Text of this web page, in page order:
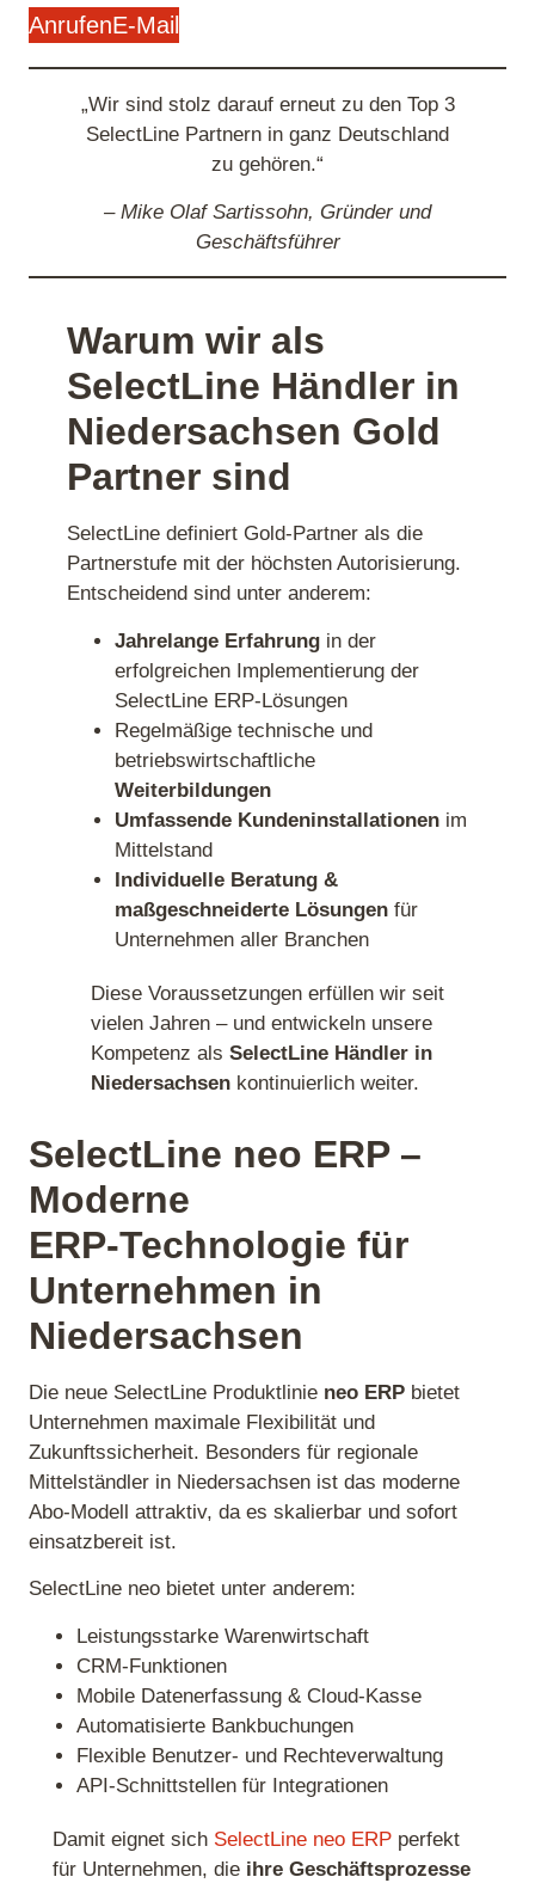
AnrufenE-Mail
„Wir sind stolz darauf erneut zu den Top 3
SelectLine Partnern in ganz Deutschland
zu gehören.“
– Mike Olaf Sartissohn, Gründer und
Geschäftsführer
Warum wir als
SelectLine Händler in
Niedersachsen Gold
Partner sind
SelectLine definiert Gold‑Partner als die
Partnerstufe mit der höchsten Autorisierung.
Entscheidend sind unter anderem:
Jahrelange Erfahrung in der
erfolgreichen Implementierung der
SelectLine ERP‑Lösungen
Regelmäßige technische und
betriebswirtschaftliche
Weiterbildungen
Umfassende Kundeninstallationen im
Mittelstand
Individuelle Beratung &
maßgeschneiderte Lösungen für
Unternehmen aller Branchen
Diese Voraussetzungen erfüllen wir seit
vielen Jahren – und entwickeln unsere
Kompetenz als SelectLine Händler in
Niedersachsen kontinuierlich weiter.
SelectLine neo ERP –
Moderne
ERP‑Technologie für
Unternehmen in
Niedersachsen
Die neue SelectLine Produktlinie neo ERP bietet
Unternehmen maximale Flexibilität und
Zukunftssicherheit. Besonders für regionale
Mittelständler in Niedersachsen ist das moderne
Abo‑Modell attraktiv, da es skalierbar und sofort
einsatzbereit ist.
SelectLine neo bietet unter anderem:
Leistungsstarke Warenwirtschaft
CRM‑Funktionen
Mobile Datenerfassung & Cloud‑Kasse
Automatisierte Bankbuchungen
Flexible Benutzer- und Rechteverwaltung
API‑Schnittstellen für Integrationen
Damit eignet sich SelectLine neo ERP perfekt
für Unternehmen, die ihre Geschäftsprozesse